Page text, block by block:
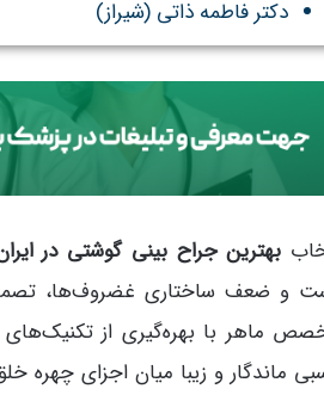
دکتر فاطمه ذاتی (شیراز)
بهترین جراح بینی گوشتی در
و ضعف ساختاری غضروف‌ها،
ماهر با بهره‌گیری از تکنیک‌های
ماندگار و زیبا میان اجزای